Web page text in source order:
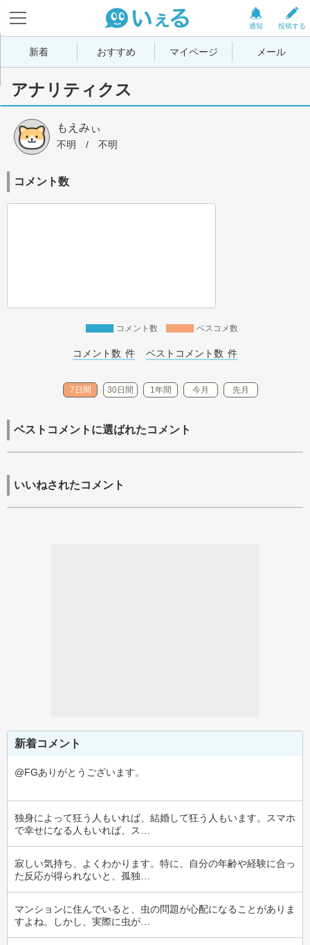
投稿する
通知
新着 おすすめ マイページ メール
アナリティクス
もえみぃ
不明 / 不明
コメント数
コメント数 ベスコメ数
コメント数 件 ベストコメント数 件
7日間 30日間 1年間 今月 先月
ベストコメントに選ばれたコメント
いいねされたコメント
新着コメント
@FGありがとうございます。
独身によって狂う人もいれば、結婚して狂う人もいます。スマホ
で幸せになる人もいれば、ス…
寂しい気持ち、よくわかります。特に、自分の年齢や経験に合っ
た反応が得られないと、孤独…
マンションに住んでいると、虫の問題が心配になることがありま
すよね。しかし、実際に虫が…